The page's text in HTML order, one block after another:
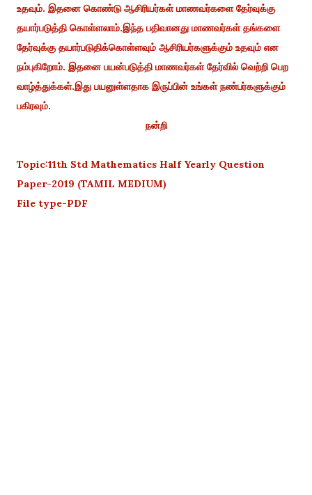
உதவும். இதனை கொண்டு ஆசிரியர்கள் மாணவர்களை தேர்வுக்கு
தயார்படுத்தி கொள்ளலாம்.இந்த பதிவானது மாணவர்கள் தங்களை
தேர்வுக்கு தயார்படுதிக்கொள்ளவும் ஆசிரியர்களுக்கும் உதவும் என
நம்புகிறோம். இதனை பயன்படுத்தி மாணவர்கள் தேர்வில் வெற்றி பெற
வாழ்த்துக்கள்.இது பயனுள்ளதாக இருப்பின் உங்கள் நண்பர்களுக்கும்
பகிரவும்.
நன்றி
Topic:11th Std Mathematics Half Yearly Question
Paper-2019 (TAMIL MEDIUM)
File type-PDF